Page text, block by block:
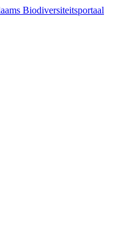
Biodiversiteitsportaal